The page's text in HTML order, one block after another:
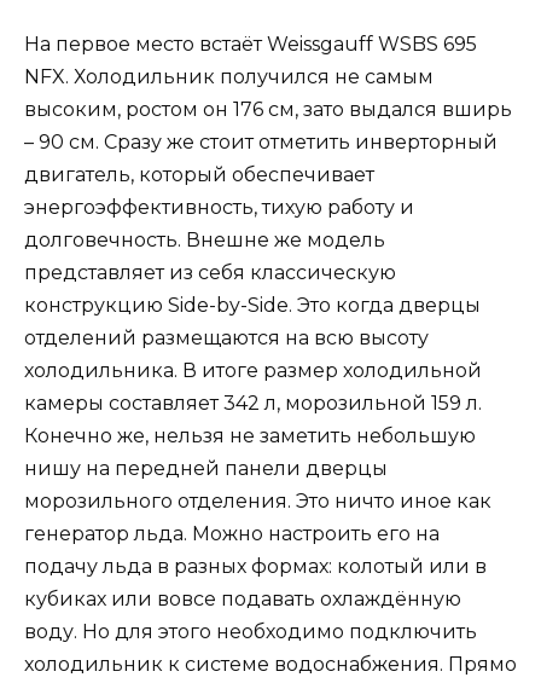
На первое место встаёт Weissgauff WSBS 695
NFX. Холодильник получился не самым
высоким, ростом он 176 см, зато выдался вширь
– 90 см. Сразу же стоит отметить инверторный
двигатель, который обеспечивает
энергоэффективность, тихую работу и
долговечность. Внешне же модель
представляет из себя классическую
конструкцию Side-by-Side. Это когда дверцы
отделений размещаются на всю высоту
холодильника. В итоге размер холодильной
камеры составляет 342 л, морозильной 159 л.
Конечно же, нельзя не заметить небольшую
нишу на передней панели дверцы
морозильного отделения. Это ничто иное как
генератор льда. Можно настроить его на
подачу льда в разных формах: колотый или в
кубиках или вовсе подавать охлаждённую
воду. Но для этого необходимо подключить
холодильник к системе водоснабжения. Прямо